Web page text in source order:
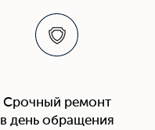
Срочный ремонт
в день обращения